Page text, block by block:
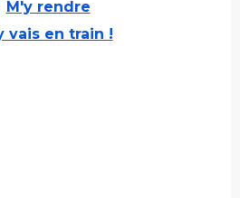
M'y rendre
vais en train !